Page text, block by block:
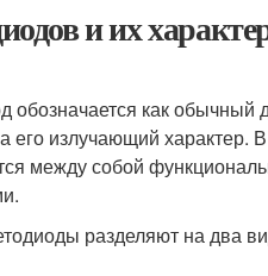
и их
обозначается как
излучающий характер.
между собой
разделяют на два